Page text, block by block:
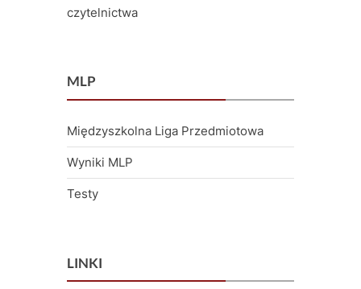
czytelnictwa
MLP
Międzyszkolna Liga Przedmiotowa
Wyniki MLP
Testy
LINKI